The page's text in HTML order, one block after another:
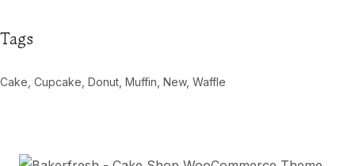
Tags
Cake Cupcake Donut Muffin New Waffle